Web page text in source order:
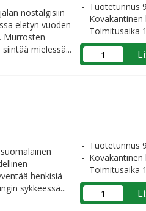
nostalgisiin
eletyn vuoden
Murrosten
mielessä...
Tuotetunnus
Kovakantinen
Toimitusaika
henkisiä
sykkeessä...
Tuotetunnus
Kovakantinen
Toimitusaika